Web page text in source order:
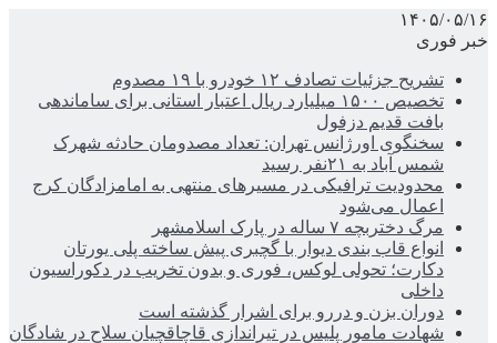
۱۴۰۵/۰۵/۱۶
خبر فوری
تشریح جزئیات تصادف ۱۲ خودرو با ۱۹ مصدوم
تخصیص ۱۵۰۰ میلیارد ریال اعتبار استانی برای ساماندهی
بافت قدیم دزفول
سخنگوی اورژانس تهران: تعداد مصدومان حادثه شهرک
شمس آباد به ۲۱نفر رسید
محدودیت ترافیکی در مسیرهای منتهی به امامزادگان کرج
اعمال می‌شود
مرگ دختربچه ۷ ساله در پارک اسلامشهر
انواع قاب بندی دیوار با گچبری پیش ساخته پلی یورتان
دکارت؛ تحولی لوکس، فوری و بدون تخریب در دکوراسیون
داخلی
دوران بزن و دررو برای اشرار گذشته است
شهادت مامور پلیس در تیراندازی قاچاقچیان سلاح در شادگان